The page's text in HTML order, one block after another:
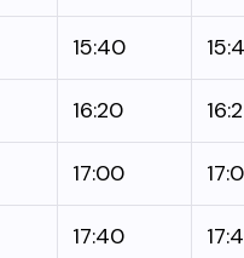
15:40
16:20
17:00
17:40